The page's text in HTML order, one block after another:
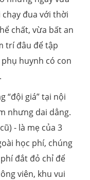
đua với thời
chất, vừa bất an
trí đâu để tập
huynh có con
“đội giá” tại nội
nhưng dai dẳng.
- là mẹ của 3
học phí, chúng
đắt đỏ chỉ để
viên, khu vui